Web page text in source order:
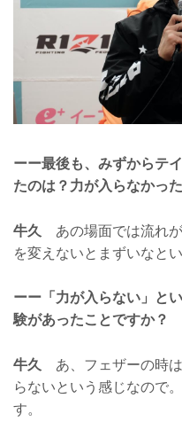
ーー最後も、みずからテ
たのは？力が入らなかっ
牛久
あの場面では流れ
を変えないとまずいなと
ーー「力が入らない」と
験があったことですか？
牛久
あ、フェザーの時
らないという感じなので
す。